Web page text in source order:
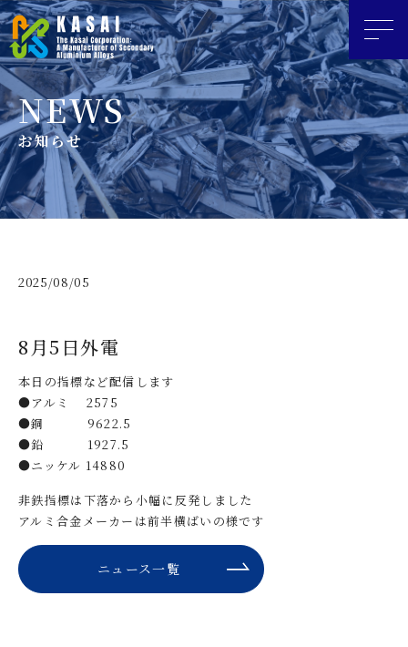
お知らせ
2025/08/05
8月5日外電
本日の指標など配信します
●アルミ 2575
●銅 9622.5
●鉛 1927.5
●ニッケル 14880
非鉄指標は下落から小幅に反発しました
アルミ合金メーカーは前半横ばいの様です
ニュース一覧